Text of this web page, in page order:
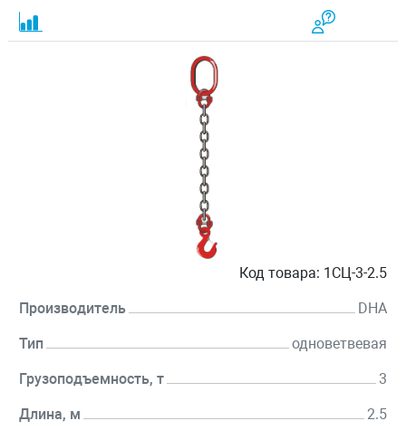
Код товара: 1СЦ-3-2.5
Производитель DHA
Тип одноветвевая
Грузоподъемность, т 3
Длина, м 2.5